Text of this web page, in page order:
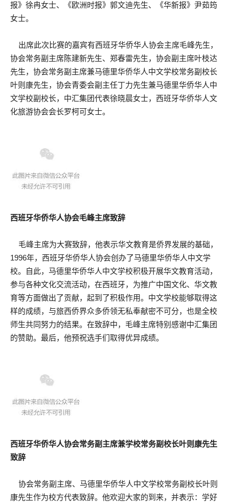
报》徐冉女士、《欧洲时报》郭文迪先生、《华新报》尹茹筠
女士。
出席此次比赛的嘉宾有西班牙华侨华人协会主席毛峰先生，
协会常务副主席陈建新先生、郑春雷先生，协会副主席叶枝达
先生，协会常务副主席兼马德里华侨华人中文学校常务副校长
叶则康先生，协会青委会副主任丁力先生兼马德里华侨华人中
文学校副校长，中汇集团代表徐晓晨女士，西班牙华侨华人文
化旅游协会会长罗柯可女士。
西班牙华侨华人协会毛峰主席致辞
毛峰主席为大赛致辞，他表示华文教育是侨界发展的基础，
1996年，西班牙华侨华人协会创办了马德里华侨华人中文学
校。自此，马德里华侨华人中文学校积极开展华文教育活动，
参与各种文化交流活动，在西班牙，为推广中国文化、华文教
育等方面做出了贡献，起到了积极作用。中文学校能够取得这
样的成绩，与旅西侨界众多侨领无私奉献密不可分，也是全校
师生共同努力的结果。在致辞中，毛峰主席特别感谢中汇集团
的赞助。最后，他预祝选手们取得优异成绩。
西班牙华侨华人协会常务副主席兼学校常务副校长叶则康先生
致辞
协会常务副主席、马德里华侨华人中文学校常务副校长叶则
康先生作为校方代表致辞。他欢迎大家的到来，并表示：学好